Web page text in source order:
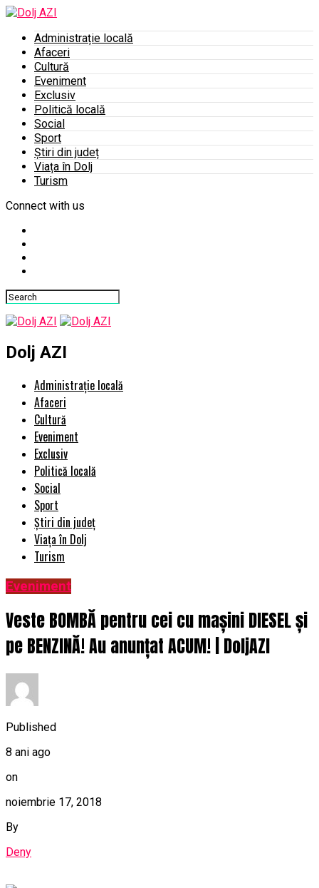
Administrație locală
Afaceri
Cultură
Eveniment
Exclusiv
Politică locală
Social
Sport
Știri din județ
Viața în Dolj
Turism
Connect with us
Dolj AZI
Administrație locală
Afaceri
Cultură
Eveniment
Exclusiv
Politică locală
Social
Sport
Știri din județ
Viața în Dolj
Turism
Eveniment
Veste BOMBĂ pentru cei cu mașini DIESEL și
pe BENZINĂ! Au anunțat ACUM! | DoljAZI
Published
8 ani ago
on
noiembrie 17, 2018
By
Deny